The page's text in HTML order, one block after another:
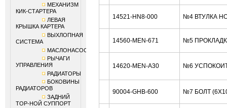
МЕХАНИЗМ
КИК-СТАРТЕРА
ЛЕВАЯ
КРЫШКА КАРТЕРА
ВЫХЛОПНАЯ
СИСТЕМА
МАСЛОНАСОС
РЫЧАГИ
УПРАВЛЕНИЯ
РАДИАТОРЫ
БОКОВИНЫ
РАДИАТОРОВ
ЗАДНИЙ
ТОР-НОЙ СУППОРТ
14521-HN8-000 №4 ВТУЛКА
14560-MEN-671 №5
14620-MEN-A30 №6
90004-GHB-600 №7 БОЛТ